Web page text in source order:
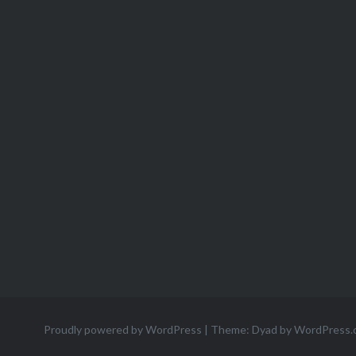
Proudly powered by WordPress | Theme: Dyad by